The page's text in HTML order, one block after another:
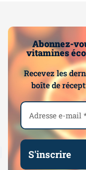
Abonnez-
vitamines
Recevez les
boîte de